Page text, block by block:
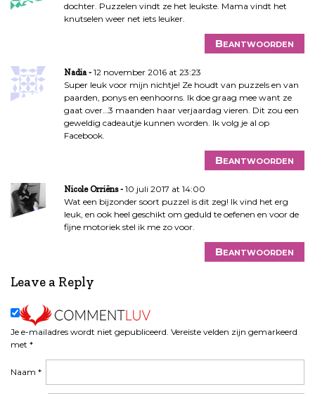
dochter. Puzzelen vindt ze het leukste. Mama vindt het
knutselen weer net iets leuker.
Beantwoorden
Nadia
12 november 2016 at 23:23
Super leuk voor mijn nichtje! Ze houdt van puzzels en van
paarden, ponys en eenhoorns. Ik doe graag mee want ze
gaat over…3 maanden haar verjaardag vieren. Dit zou een
geweldig cadeautje kunnen worden. Ik volg je al op
Facebook.
Beantwoorden
Nicole Orriëns
10 juli 2017 at 14:00
Wat een bijzonder soort puzzel is dit zeg! Ik vind het erg
leuk, en ook heel geschikt om geduld te oefenen en voor de
fijne motoriek stel ik me zo voor.
Beantwoorden
Leave a Reply
Je e-mailadres wordt niet gepubliceerd. Vereiste velden zijn gemarkeerd
met *
Naam *